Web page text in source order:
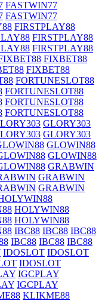
FASTWIN77
FASTWIN77
FIRSTPLAY88
FIRSTPLAY88
FIRSTPLAY88
FIXBET88
FIXBET88
FORTUNESLOT88
FORTUNESLOT88
FORTUNESLOT88
FORTUNESLOT88
GLORY303
GLORY303
GLOWIN88
GLOWIN88
GRABWIN
GRABWIN
GRABWIN
HOLYWIN88
HOLYWIN88
IBC88 IBC88 IBC88
IBC88 IBC88 IBC88
IDOSLOT IDOSLOT
IDOSLOT
IGCPLAY
IGCPLAY
KLIKME88